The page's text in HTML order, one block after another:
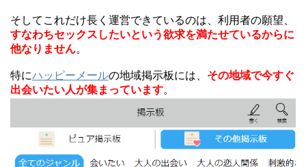
そしてこれだけ長く運営できているのは、利用者の願望、
すなわちセックスしたいという欲求を満たせているからに
他なりません。
特にハッピーメールの地域掲示板には、 その地域で今すぐ
出会いたい人が集まっています。